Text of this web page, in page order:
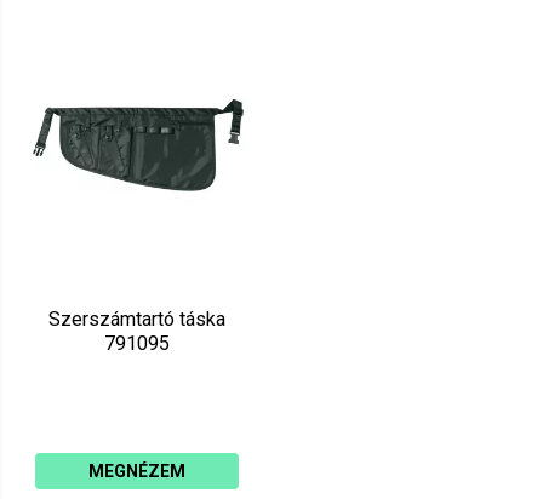
Szerszámtartó táska
791095
MEGNÉZEM